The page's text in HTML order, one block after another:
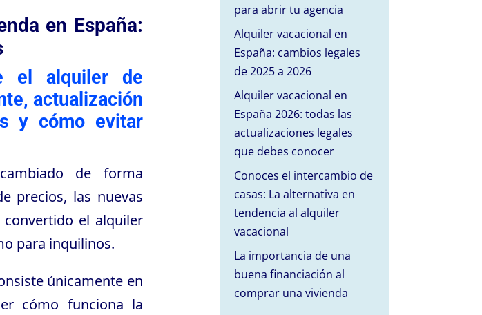
en España:
el alquiler de
actualización
y cómo evitar
de forma
precios, las nuevas
el alquiler
para inquilinos.
únicamente en
cómo funciona la
para abrir tu agencia
Alquiler vacacional en
España: cambios legales
de 2025 a 2026
Alquiler vacacional en
España 2026: todas las
actualizaciones legales
que debes conocer
Conoces el intercambio de
casas: La alternativa en
tendencia al alquiler
vacacional
La importancia de una
buena financiación al
comprar una vivienda